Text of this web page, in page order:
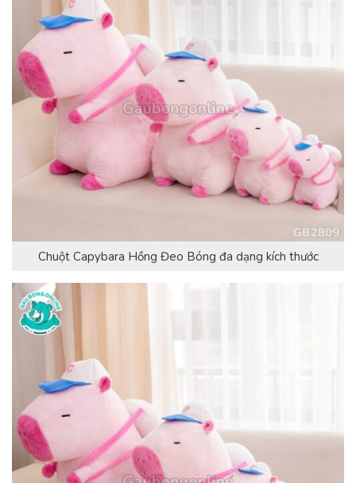
Chuột Capybara Hồng Đeo Bóng đa dạng kích thước